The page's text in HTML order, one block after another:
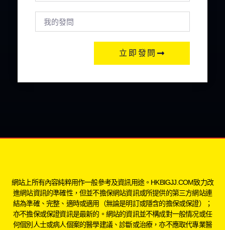
立即發問
網站上所有內容純粹用作一般參考及資訊用途。HKBIGJJ.COM致力改
進網站資訊的準確性，但並不擔保網站資訊或所提供的第三方網站連
結為準確、完整、適時或適用（無論是明訂或隱含的擔保或保證）；
亦不擔保或保證資訊是最新的。網站的資訊並不構成對一般情况或任
何個別人士或病人個案的醫學建議、診斷或治療，亦不應取代專業醫